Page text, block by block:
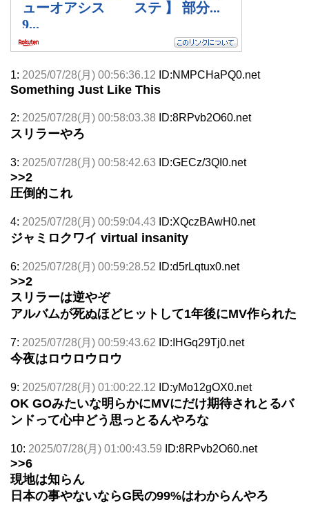
1: 2025/07/28(月) 00:56:36.12 ID:NMPCHaPQ0.net
Something Just Like This
2: 2025/07/28(月) 00:58:03.38 ID:8RPvb2O60.net
スリラーやろ
3: 2025/07/28(月) 00:58:42.63 ID:GECz/3QI0.net
>>2
圧倒的これ
4: 2025/07/28(月) 00:59:04.43 ID:XQczBAwH0.net
ジャミロクワイ virtual insanity
6: 2025/07/28(月) 00:59:28.52 ID:d5rLqtux0.net
>>2
スリラーは逆やぞ
アルバムが死ぬほどヒットして1年後にMV作られた
7: 2025/07/28(月) 00:59:43.62 ID:IHGq29Tj0.net
今夜はロウロウロウ
9: 2025/07/28(月) 01:00:22.12 ID:yMo12gOX0.net
OK GOみたいな明らかにMVにだけ期待されとるバ
ンドって心中どう思っとるんやろな
10: 2025/07/28(月) 01:00:43.59 ID:8RPvb2O60.net
>>6
現地は知らん
日本の事やないならG民の99%はわからんやろ